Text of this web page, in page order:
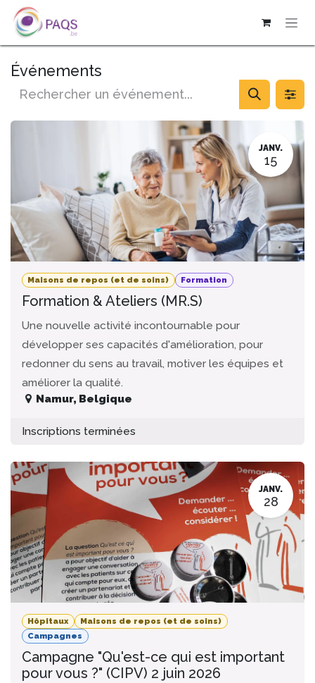
SE RENDRE AU CONTENU
Événements
JANV.
15
Maisons de repos (et de soins) Formation
Formation & Ateliers (MR.S)
Une nouvelle activité incontournable pour
développer ses capacités d'amélioration, pour
redonner du sens au travail, motiver les équipes et
améliorer la qualité.
Namur, Belgique
Inscriptions terminées
JANV.
28
Hôpitaux
Maisons de repos (et de soins)
Campagnes
Campagne "Qu'est-ce qui est important
pour vous ?" (CIPV) 2 juin 2026